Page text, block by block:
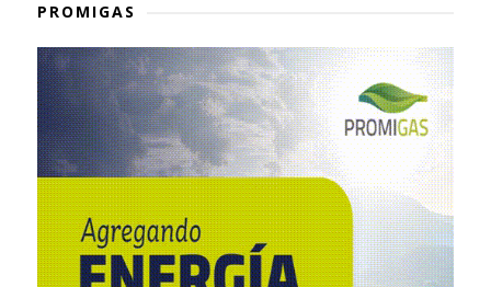
PROMIGAS